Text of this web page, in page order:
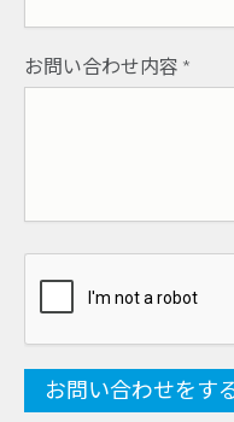
お問い合わせ内容 *